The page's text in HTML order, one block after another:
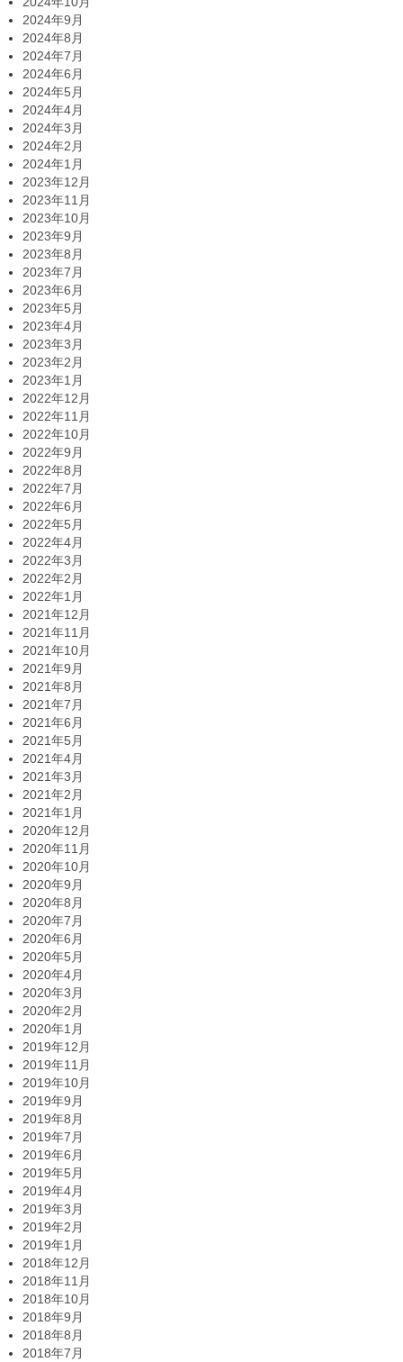
2024年9月
2024年8月
2024年7月
2024年6月
2024年5月
2024年4月
2024年3月
2024年2月
2024年1月
2023年12月
2023年11月
2023年10月
2023年9月
2023年8月
2023年7月
2023年6月
2023年5月
2023年4月
2023年3月
2023年2月
2023年1月
2022年12月
2022年11月
2022年10月
2022年9月
2022年8月
2022年7月
2022年6月
2022年5月
2022年4月
2022年3月
2022年2月
2022年1月
2021年12月
2021年11月
2021年10月
2021年9月
2021年8月
2021年7月
2021年6月
2021年5月
2021年4月
2021年3月
2021年2月
2021年1月
2020年12月
2020年11月
2020年10月
2020年9月
2020年8月
2020年7月
2020年6月
2020年5月
2020年4月
2020年3月
2020年2月
2020年1月
2019年12月
2019年11月
2019年10月
2019年9月
2019年8月
2019年7月
2019年6月
2019年5月
2019年4月
2019年3月
2019年2月
2019年1月
2018年12月
2018年11月
2018年10月
2018年9月
2018年8月
2018年7月